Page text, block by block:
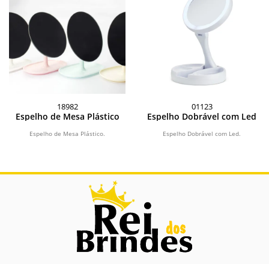
18982
Espelho de Mesa Plástico
Espelho de Mesa Plástico.
01123
Espelho Dobrável com Led
Espelho Dobrável com Led.